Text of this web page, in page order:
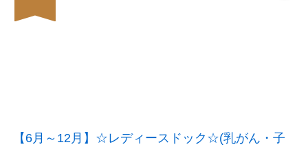
【6月～12月】☆レディースドック☆(乳がん・子